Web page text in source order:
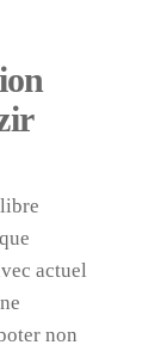
actuel
non